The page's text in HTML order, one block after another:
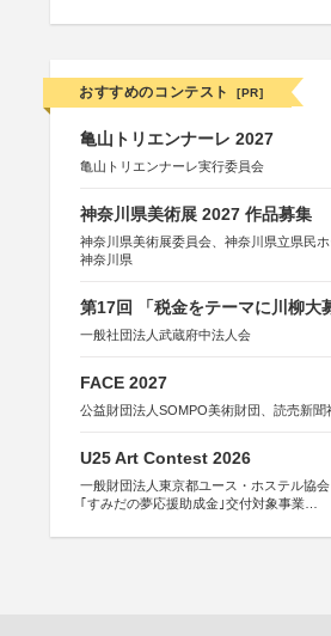
おすすめのコンテスト [PR]
亀山トリエンナーレ 2027
亀山トリエンナーレ実行委員会
神奈川県美術展 2027 作品募集
神奈川県美術展委員会、神奈川県立県民
神奈川県
第17回 「税金をテーマに川柳大
一般社団法人武蔵府中法人会
FACE 2027
公益財団法人SOMPO美術財団、読売新聞
U25 Art Contest 2026
一般財団法人東京都ユース・ホステル協会
｢すみだの夢応援助成金｣交付対象事業